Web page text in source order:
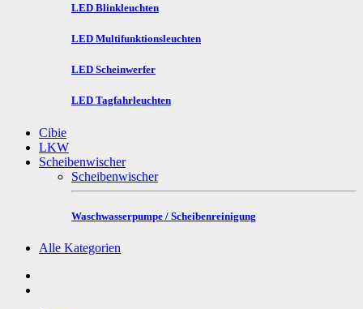
LED Blinkleuchten
LED Multifunktionsleuchten
LED Scheinwerfer
LED Tagfahrleuchten
Cibie
LKW
Scheibenwischer
Scheibenwischer
Waschwasserpumpe / Scheibenreinigung
Alle Kategorien